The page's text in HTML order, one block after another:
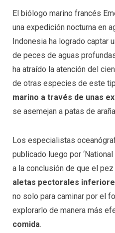
El biólogo marino francés
una expedición nocturna en
Indonesia ha logrado captar
de peces de aguas
ha atraído la atención del
de otras especies de este
marino a través de unas
se asemejan a patas de
Los especialistas
publicado luego por ‘National
a la conclusión de que el pez
aletas pectorales
no solo para caminar por el
explorarlo de manera más
comida.